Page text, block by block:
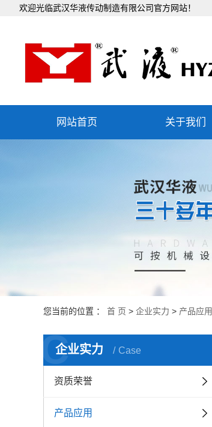
欢迎光临武汉华液传动制造有限公司官方网站！
网站首页 关于我们
组织机构
发展历程
团队文化
您当前的位置 ： 首 页 > 企业实力 > 产品应用
企业实力 Case
C
资质荣誉
产品应用